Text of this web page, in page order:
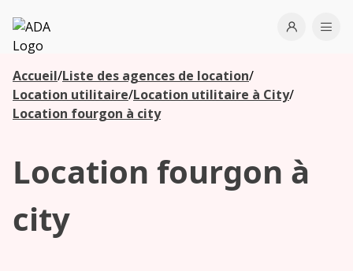
ADA
Open
Accueil/Liste des agences de location/
Location utilitaire/Location utilitaire à City/
Location fourgon à city
Location fourgon à
city
Les
agences à
proximité
Commencez
votre
recherche
pour voir les